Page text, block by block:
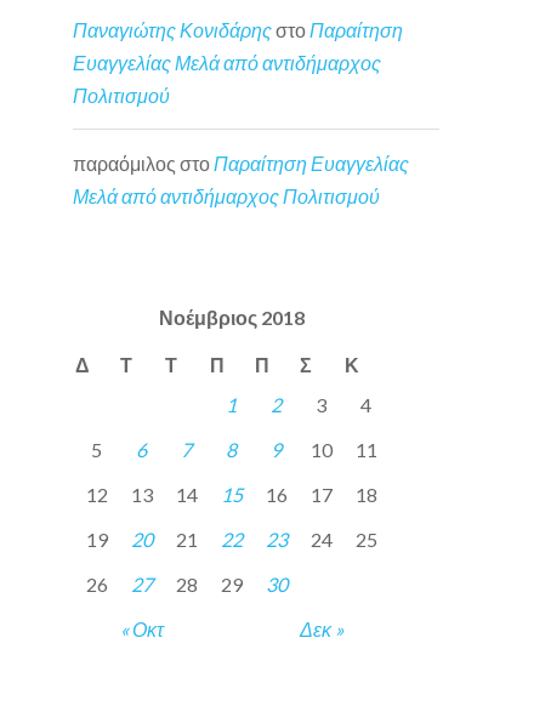
Παναγιώτης ΚονιδάρηςστοΠαραίτηση
Ευαγγελίας Μελά από αντιδήμαρχος
Πολιτισμού
παραόμιλος στο Παραίτηση Ευαγγελίας
Μελά από αντιδήμαρχος Πολιτισμού
Νοέμβριος 2018
Δ Τ Τ Π Π Σ Κ
« Οκτ Δεκ »
1 2 3
4
5
6 7 8 9 10
11
12
13 14 15 16 17
18
19
20 21 22 23 24
25
26
27 28 29 30